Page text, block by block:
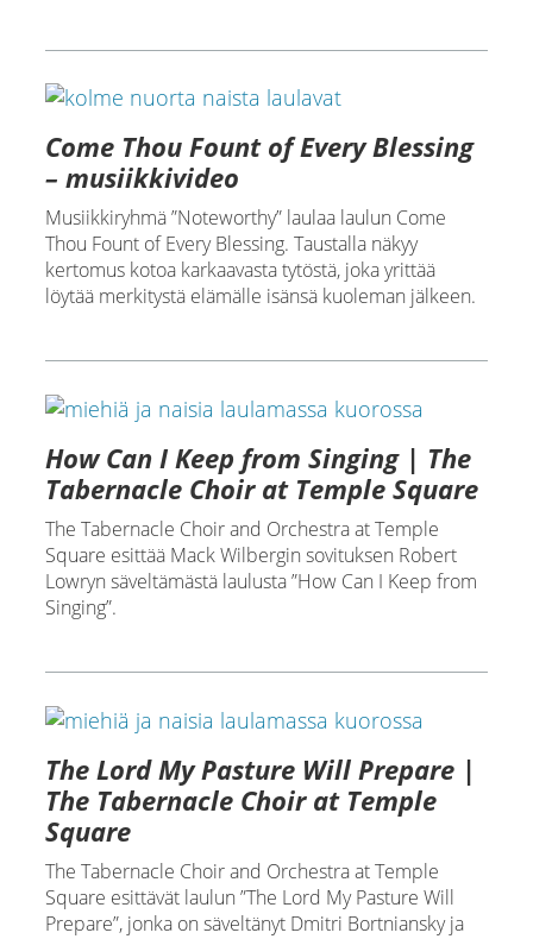
Come Thou Fount of Every Blessing
– musiikkivideo
Musiikkiryhmä ”Noteworthy” laulaa laulun Come
Thou Fount of Every Blessing. Taustalla näkyy
kertomus kotoa karkaavasta tytöstä, joka yrittää
löytää merkitystä elämälle isänsä kuoleman jälkeen.
How Can I Keep from Singing | The
Tabernacle Choir at Temple Square
The Tabernacle Choir and Orchestra at Temple
Square esittää Mack Wilbergin sovituksen Robert
Lowryn säveltämästä laulusta ”How Can I Keep from
Singing”.
The Lord My Pasture Will Prepare |
The Tabernacle Choir at Temple
Square
The Tabernacle Choir and Orchestra at Temple
Square esittävät laulun ”The Lord My Pasture Will
Prepare”, jonka on säveltänyt Dmitri Bortniansky ja